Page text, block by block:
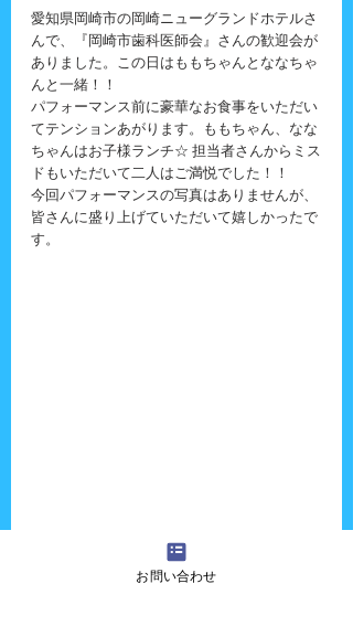
愛知県岡崎市の岡崎ニューグランドホテルさ
んで、『岡崎市歯科医師会』さんの歓迎会が
ありました。この日はももちゃんとななちゃ
んと一緒！！
パフォーマンス前に豪華なお食事をいただい
てテンションあがります。ももちゃん、なな
ちゃんはお子様ランチ☆ 担当者さんからミス
ドもいただいて二人はご満悦でした！！
今回パフォーマンスの写真はありませんが、
皆さんに盛り上げていただいて嬉しかったで
す。
『吉田さんちの大道芸』へのご質問・ご意
お問い合わせ